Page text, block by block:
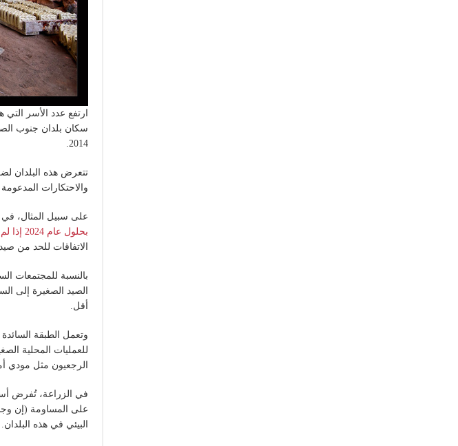
ارتفع عدد الأسر
2014.
تتعرض هذه البلدان
والاحتكارات
على سبيل المثال، في
بحلول عام 2024 إذا لم يتم تقليل الصيد الصناعي
الاتفاقات للحد من
بالنسبة للمجتمعات
الصيد الصغيرة إلى
أقل.
وتعمل الطبقة
للعمليات المحلية
الرجعيون مثل مودي
في الزراعة، تُفرض
على المساومة (إن
البيئي في هذه البلدان.